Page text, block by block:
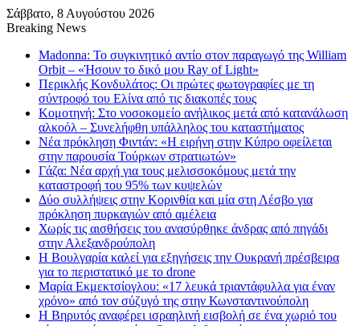
Σάββατο, 8 Αυγούστου 2026
Breaking News
Madonna: Το συγκινητικό αντίο στον παραγωγό της William
Orbit – «Ήσουν το δικό μου Ray of Light»
Περικλής Κονδυλάτος: Οι πρώτες φωτογραφίες με τη
σύντροφό του Ελίνα από τις διακοπές τους
Κομοτηνή: Στο νοσοκομείο ανήλικος μετά από κατανάλωση
αλκοόλ – Συνελήφθη υπάλληλος του καταστήματος
Νέα πρόκληση Φιντάν: «Η ειρήνη στην Κύπρο οφείλεται
στην παρουσία Τούρκων στρατιωτών»
Γάζα: Νέα αρχή για τους μελισσοκόμους μετά την
καταστροφή του 95% των κυψελών
Δύο συλλήψεις στην Κορινθία και μία στη Λέσβο για
πρόκληση πυρκαγιών από αμέλεια
Χωρίς τις αισθήσεις του ανασύρθηκε άνδρας από πηγάδι
στην Αλεξανδρούπολη
Η Βουλγαρία καλεί για εξηγήσεις την Ουκρανή πρέσβειρα
για το περιστατικό με το drone
Μαρία Εκμεκτσίογλου: «17 λευκά τριαντάφυλλα για έναν
χρόνο» από τον σύζυγό της στην Κωνσταντινούπολη
Η Βηρυτός αναφέρει ισραηλινή εισβολή σε ένα χωριό του